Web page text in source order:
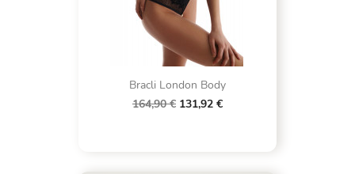
Bracli London Body
164,90 € 131,92 €